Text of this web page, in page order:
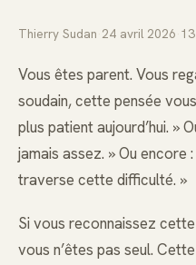
Thierry Sudan 24 avril 2026 13
Vous êtes parent. Vous
soudain, cette pensée
plus patient aujourd’hui. »
jamais assez. » Ou encore
traverse cette difficulté. »
Si vous reconnaissez
vous n’êtes pas seul.